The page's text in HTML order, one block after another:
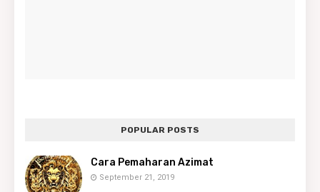
POPULAR POSTS
Cara Pemaharan Azimat
September 21, 2019